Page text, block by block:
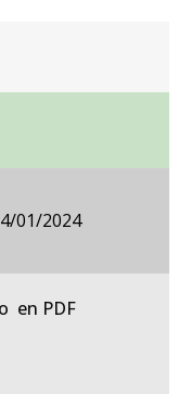
01/2024
en PDF